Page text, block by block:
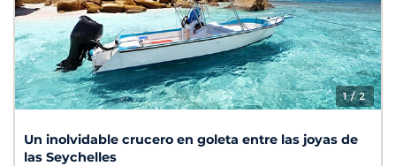
1/ 2
Un inolvidable crucero en goleta entre las joyas de
las Seychelles